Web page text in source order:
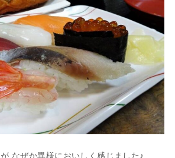
なぜか異様においしく感じました♪